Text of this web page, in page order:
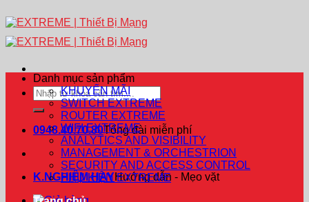
Tìm
kiếm:
0948.40.70.80Tổng đài miễn phí
K.NGHIỆM HAYHướng dẫn - Mẹo vặt
Danh mục sản phẩm
KHUYẾN MÃI
SWITCH EXTREME
ROUTER EXTREME
WIFI EXTREME
ANALYTICS AND VISIBILITY
MANAGEMENT & ORCHESTRION
SECURITY AND ACCESS CONTROL
PHỤ KIỆN EXTREME